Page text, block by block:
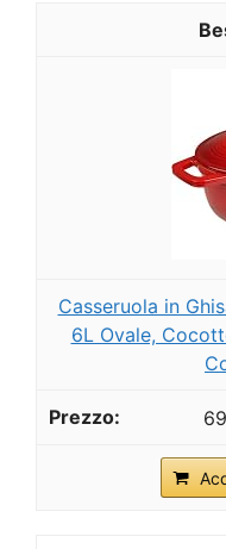
Casseruola in
6L Ovale,